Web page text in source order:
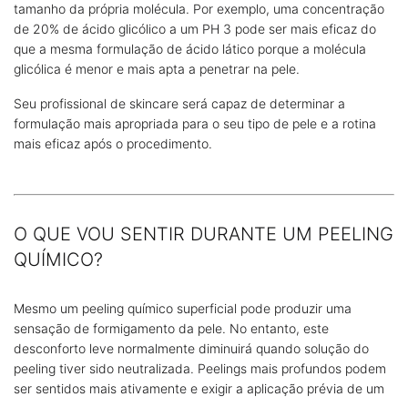
tamanho da própria molécula. Por exemplo, uma concentração
de 20% de ácido glicólico a um PH 3 pode ser mais eficaz do
que a mesma formulação de ácido lático porque a molécula
glicólica é menor e mais apta a penetrar na pele.
Seu profissional de skincare será capaz de determinar a
formulação mais apropriada para o seu tipo de pele e a rotina
mais eficaz após o procedimento.
O QUE VOU SENTIR DURANTE UM PEELING
QUÍMICO?
Mesmo um peeling químico superficial pode produzir uma
sensação de formigamento da pele. No entanto, este
desconforto leve normalmente diminuirá quando solução do
peeling tiver sido neutralizada. Peelings mais profundos podem
ser sentidos mais ativamente e exigir a aplicação prévia de um